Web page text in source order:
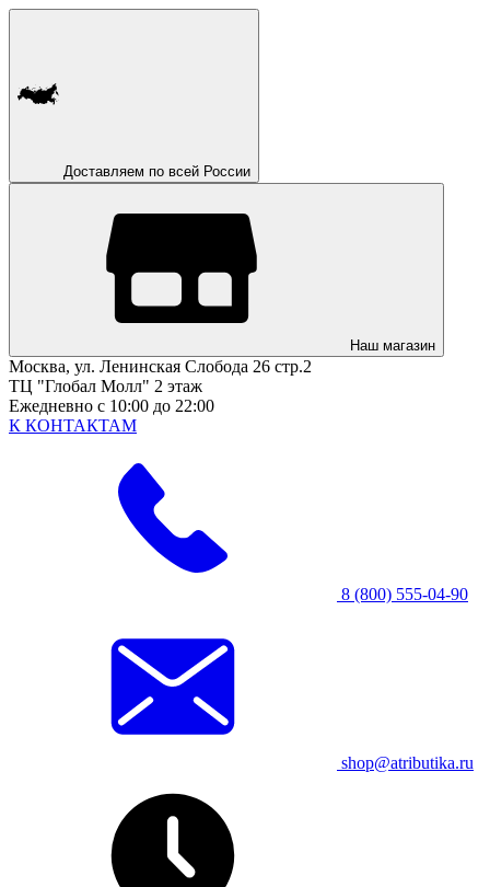
Доставляем по всей России
Наш магазин
Москва, ул. Ленинская Слобода 26 стр.2
ТЦ "Глобал Молл" 2 этаж
Ежедневно с 10:00 до 22:00
К КОНТАКТАМ
8 (800) 555-04-90
shop@atributika.ru